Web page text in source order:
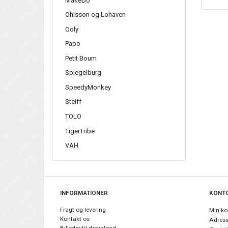
Ohlsson og Lohaven
Ooly
Papo
Petit Boum
Spiegelburg
SpeedyMonkey
Steiff
TOLO
TigerTribe
VAH
INFORMATIONER
Fragt og levering
Kontakt os
Min